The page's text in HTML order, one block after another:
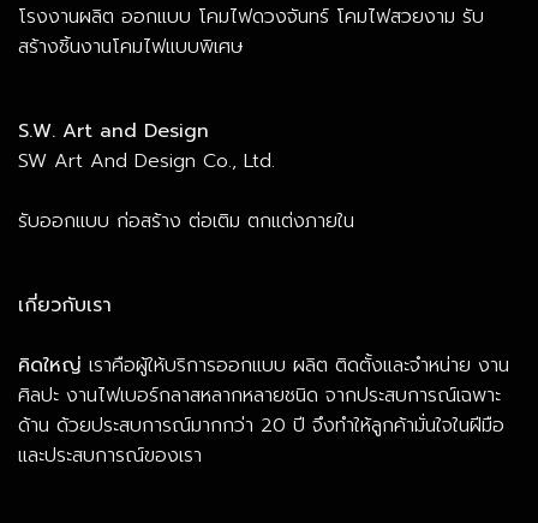
โรงงานผลิต ออกแบบ โคมไฟดวงจันทร์ โคมไฟสวยงาม รับ
สร้างชิ้นงานโคมไฟแบบพิเศษ
S.W. Art and Design
SW Art And Design Co., Ltd.
รับออกแบบ ก่อสร้าง ต่อเติม ตกแต่งภายใน
เกี่ยวกับเรา
คิดใหญ่ เราคือผู้ให้บริการออกแบบ ผลิต ติดตั้งและจำหน่าย งาน
ศิลปะ งานไฟเบอร์กลาสหลากหลายชนิด จากประสบการณ์เฉพาะ
ด้าน ด้วยประสบการณ์มากกว่า 20 ปี จึงทำให้ลูกค้ามั่นใจในฝีมือ
และประสบการณ์ของเรา